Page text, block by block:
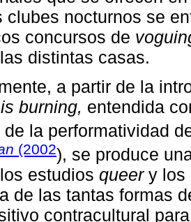
clubes nocturnos se
concursos de
distintas casas.
a partir de la
burning, entendida
de la performatividad
(2002), se produce
estudios queery los
de las tantas formas
contracultural